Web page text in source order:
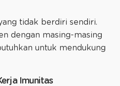
tidak berdiri sendiri.
dengan masing-masing
untuk mendukung
Imunitas